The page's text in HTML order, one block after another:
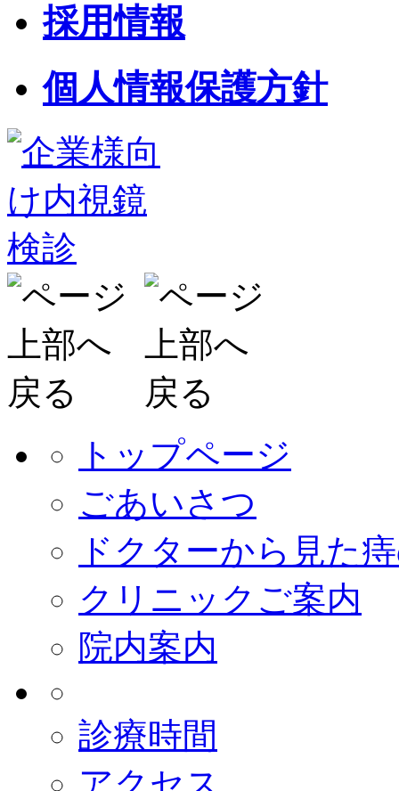
採用情報
個人情報保護方針
トップページ
ごあいさつ
ドクターから見た
クリニックご案内
院内案内
診療時間